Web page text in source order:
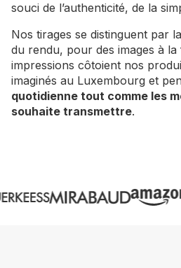
souci de l’authenticité, de la
Nos tirages se distinguent par
du rendu, pour des images à
impressions côtoient nos
imaginés au Luxembourg et
quotidienne tout comme les
souhaite transmettre.